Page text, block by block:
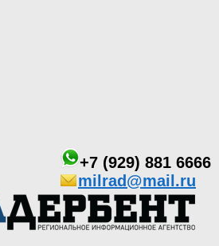
+7 (929) 881 6666
milrad@mail.ru